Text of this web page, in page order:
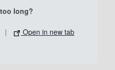
long?
| Open in new tab